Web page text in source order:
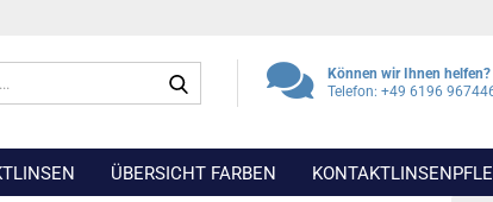
Können wir Ihnen helfen?
Telefon: +49 6196
ÜBERSICHT FARBEN